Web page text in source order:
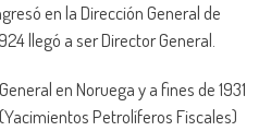
en la Dirección General de
llegó a ser Director General.
en Noruega y a fines de 1931
Petrolíferos Fiscales)